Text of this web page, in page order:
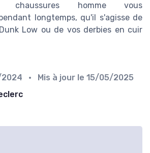
chaussures homme vous
longtemps, qu'il s'agisse de
Low ou de vos derbies en cuir
• Mis à jour le 15/05/2025